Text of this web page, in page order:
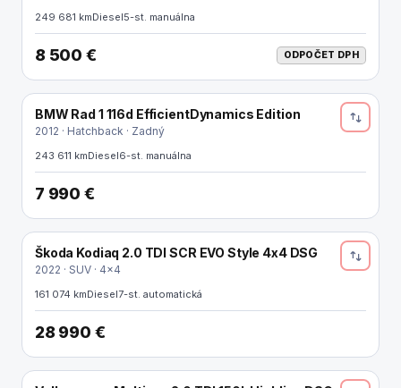
249 681 kmDiesel5-st. manuálna
8 500 € ODPOČET DPH
BMW Rad 1 116d EfficientDynamics Edition
2012 · Hatchback · Zadný
243 611 kmDiesel6-st. manuálna
7 990 €
Škoda Kodiaq 2.0 TDI SCR EVO Style 4x4 DSG
2022 · SUV · 4x4
161 074 kmDiesel7-st. automatická
28 990 €